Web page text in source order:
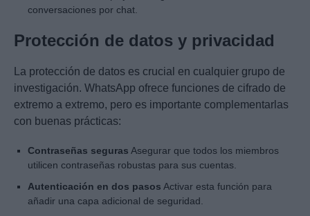
conversaciones por chat.
Protección de datos y privacidad
La protección de datos es crucial en cualquier grupo de
investigación. WhatsApp ofrece funciones de cifrado de
extremo a extremo, pero es importante complementarlas
con buenas prácticas:
Contraseñas seguras Asegurar que todos los miembros
utilicen contraseñas robustas para sus cuentas.
Autenticación en dos pasos Activar esta función para
añadir una capa adicional de seguridad.